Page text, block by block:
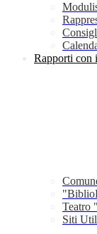
Rapporti con
Teatro
Siti